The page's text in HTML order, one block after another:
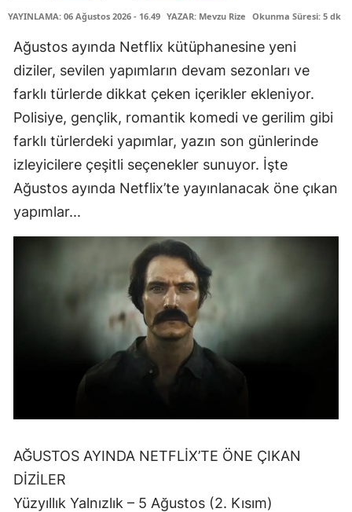
YAYINLAMA: 06 Ağustos 2026 - 16.49 YAZAR: Mevzu Rize Okunma Süresi: 5 dk
Ağustos ayında Netflix kütüphanesine yeni
diziler, sevilen yapımların devam sezonları ve
farklı türlerde dikkat çeken içerikler ekleniyor.
Polisiye, gençlik, romantik komedi ve gerilim gibi
farklı türlerdeki yapımlar, yazın son günlerinde
izleyicilere çeşitli seçenekler sunuyor. İşte
Ağustos ayında Netflix’te yayınlanacak öne çıkan
yapımlar...
AĞUSTOS AYINDA NETFLİX’TE ÖNE ÇIKAN
DİZİLER
Yüzyıllık Yalnızlık – 5 Ağustos (2. Kısım)